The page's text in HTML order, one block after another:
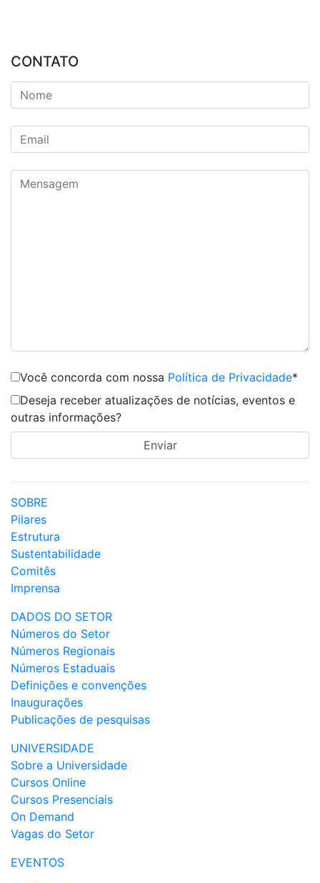
CONTATO
Você concorda com nossa Política de Privacidade*
Deseja receber atualizações de notícias, eventos e
outras informações?
SOBRE
Pilares
Estrutura
Sustentabilidade
Comitês
Imprensa
DADOS DO SETOR
Números do Setor
Números Regionais
Números Estaduais
Definições e convenções
Inaugurações
Publicações de pesquisas
UNIVERSIDADE
Sobre a Universidade
Cursos Online
Cursos Presenciais
On Demand
Vagas do Setor
EVENTOS